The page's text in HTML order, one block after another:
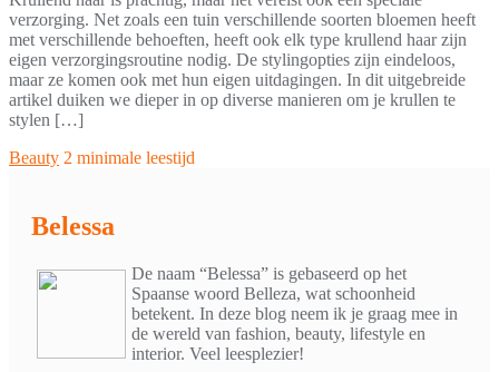
verzorging. Net zoals een tuin verschillende soorten bloemen heeft
met verschillende behoeften, heeft ook elk type krullend haar zijn
eigen verzorgingsroutine nodig. De stylingopties zijn eindeloos,
maar ze komen ook met hun eigen uitdagingen. In dit uitgebreide
artikel duiken we dieper in op diverse manieren om je krullen te
stylen […]
Beauty 2 minimale leestijd
Belessa
De naam “Belessa” is gebaseerd op het
Spaanse woord Belleza, wat schoonheid
betekent. In deze blog neem ik je graag mee in
de wereld van fashion, beauty, lifestyle en
interior. Veel leesplezier!